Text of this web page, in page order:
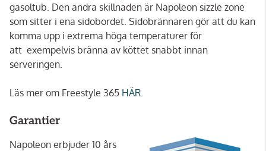
gasoltub. Den andra skillnaden är Napoleon sizzle zone
som sitter i ena sidobordet. Sidobrännaren gör att du kan
komma upp i extrema höga temperaturer för
att exempelvis bränna av köttet snabbt innan
serveringen.
Läs mer om Freestyle 365 HÄR.
Garantier
Napoleon erbjuder 10 års